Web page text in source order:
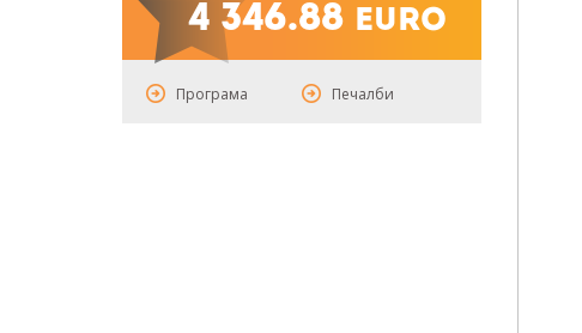
4 346.88 euro
Програма Печалби